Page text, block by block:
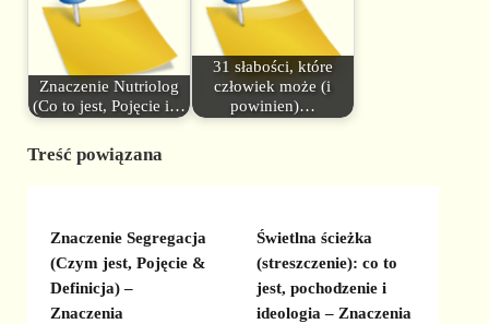
Znaczenie Nutriolog
(Co to jest, Pojęcie i…
31 słabości, które
człowiek może (i
powinien)…
Treść powiązana
Znaczenie Segregacja
(Czym jest, Pojęcie &
Definicja) –
Znaczenia
Świetlna ścieżka
(streszczenie): co to
jest, pochodzenie i
ideologia – Znaczenia